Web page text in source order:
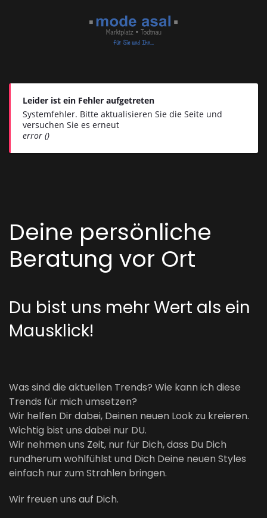
Zum Hauptinhalt springen
Leider ist ein Fehler aufgetreten
Systemfehler. Bitte aktualisieren Sie die Seite und
versuchen Sie es erneut
error ()
Deine persönliche
Beratung vor Ort
Du bist uns mehr Wert als ein
Mausklick!
Was sind die aktuellen Trends? Wie kann ich diese
Trends für mich umsetzen?
Wir helfen Dir dabei, Deinen neuen Look zu kreieren.
Wichtig bist uns dabei nur DU.
Wir nehmen uns Zeit, nur für Dich, dass Du Dich
rundherum wohlfühlst und Dich Deine neuen Styles
einfach nur zum Strahlen bringen.
Wir freuen uns auf Dich.